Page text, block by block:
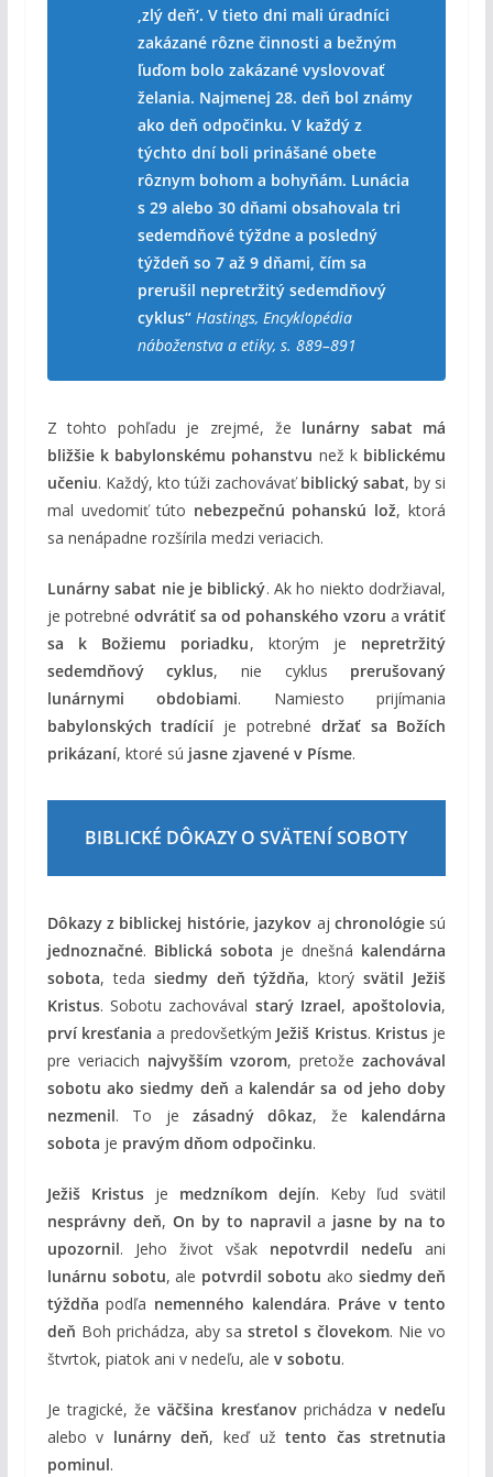
‚zlý deň‘. V tieto dni mali úradníci
zakázané rôzne činnosti a bežným
ľuďom bolo zakázané vyslovovať
želania. Najmenej 28. deň bol známy
ako deň odpočinku. V každý z
týchto dní boli prinášané obete
rôznym bohom a bohyňám. Lunácia
s 29 alebo 30 dňami obsahovala tri
sedemdňové týždne a posledný
týždeň so 7 až 9 dňami, čím sa
prerušil nepretržitý sedemdňový
cyklus“ Hastings, Encyklopédia
náboženstva a etiky, s. 889–891
Z tohto pohľadu je zrejmé, že lunárny sabat má
bližšie k babylonskému pohanstvu než k biblickému
učeniu. Každý, kto túži zachovávaťbiblický sabat, by si
mal uvedomiť túto nebezpečnú pohanskú lož, ktorá
sa nenápadne rozšírila medzi veriacich.
Lunárny sabat nie je biblický. Ak ho niekto dodržiaval,
je potrebné odvrátiť sa od pohanského vzoru avrátiť
sa k Božiemu poriadku, ktorým je nepretržitý
sedemdňový cyklus, nie cyklus prerušovaný
lunárnymi obdobiami. Namiesto prijímania
babylonských tradícií je potrebné držať sa Božích
prikázaní, ktoré sú jasne zjavené v Písme.
BIBLICKÉ DÔKAZY O SVÄTENÍ SOBOTY
Dôkazy z biblickej histórie, jazykov aj chronológiesú
jednoznačné. Biblická sobota je dnešná kalendárna
sobota, teda siedmy deň týždňa, ktorýsvätil Ježiš
Kristus. Sobotu zachovával starý Izrael,apoštolovia,
prví kresťania a predovšetkým Ježiš Kristus. Kristusje
pre veriacich najvyšším vzorom, pretožezachovával
sobotu ako siedmy deň a kalendár sa od jeho doby
nezmenil. To je zásadný dôkaz, že kalendárna
sobota je pravým dňom odpočinku.
Ježiš Kristusje medzníkom dejín. Keby ľud svätil
nesprávny deň, On by to napravil a jasne by na to
upozornil. Jeho život však nepotvrdil nedeľu ani
lunárnu sobotu, ale potvrdil sobotu ako siedmy deň
týždňa podľa nemenného kalendára. Práve v tento
deň Boh prichádza, aby sastretol s človekom. Nie vo
štvrtok, piatok ani v nedeľu, ale v sobotu.
Je tragické, ževäčšina kresťanovprichádzav nedeľu
alebo v lunárny deň, keď užtento čas stretnutia
pominul.